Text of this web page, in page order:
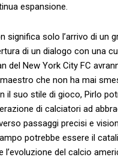
espansione.
significa⁢ solo‌ l’arrivo di ⁢un
di ⁤un dialogo con una
del⁤ New York ‍City FC⁤
che non ha mai
il suo⁢ stile di gioco, Pirlo
di calciatori ad
passaggi ​precisi e
potrebbe essere‌ il
l’evoluzione⁤ del calcio